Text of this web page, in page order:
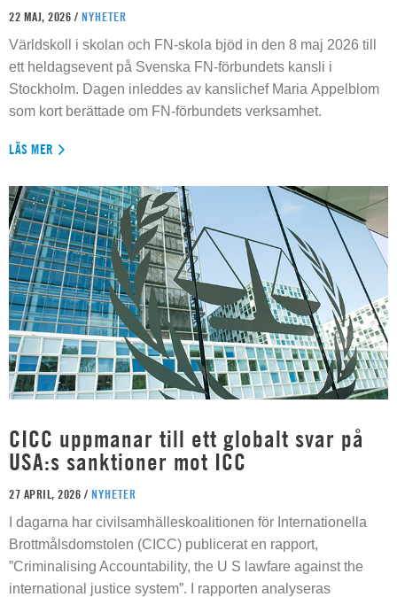
22 MAJ, 2026 / NYHETER
Världskoll i skolan och FN-skola bjöd in den 8 maj 2026 till
ett heldagsevent på Svenska FN-förbundets kansli i
Stockholm. Dagen inleddes av kanslichef Maria Appelblom
som kort berättade om FN-förbundets verksamhet.
LÄS MER
CICC uppmanar till ett globalt svar på
USA:s sanktioner mot ICC
27 APRIL, 2026 / NYHETER
I dagarna har civilsamhälleskoalitionen för Internationella
Brottmålsdomstolen (CICC) publicerat en rapport,
”Criminalising Accountability, the U S lawfare against the
international justice system”. I rapporten analyseras